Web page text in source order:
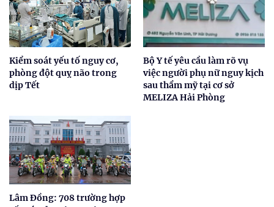
Kiểm soát yếu tố nguy cơ,
phòng đột quỵ não trong
dịp Tết
Bộ Y tế yêu cầu làm rõ vụ
việc người phụ nữ nguy kịch
sau thẩm mỹ tại cơ sở
MELIZA Hải Phòng
Lâm Đồng: 708 trường hợp